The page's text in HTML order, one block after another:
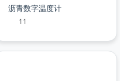
沥青数字温度计
11